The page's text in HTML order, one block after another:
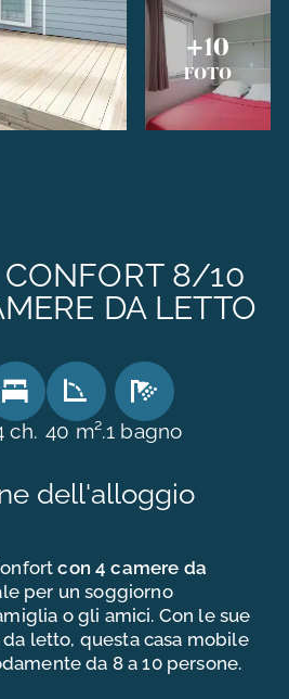
+10
FOTO
CONFORT 8/10
DA LETTO
ch. 40 m².1 bagno
dell'alloggio
con 4 camere da
per un soggiorno
o gli amici. Con le sue
letto, questa casa mobile
da 8 a 10 persone.